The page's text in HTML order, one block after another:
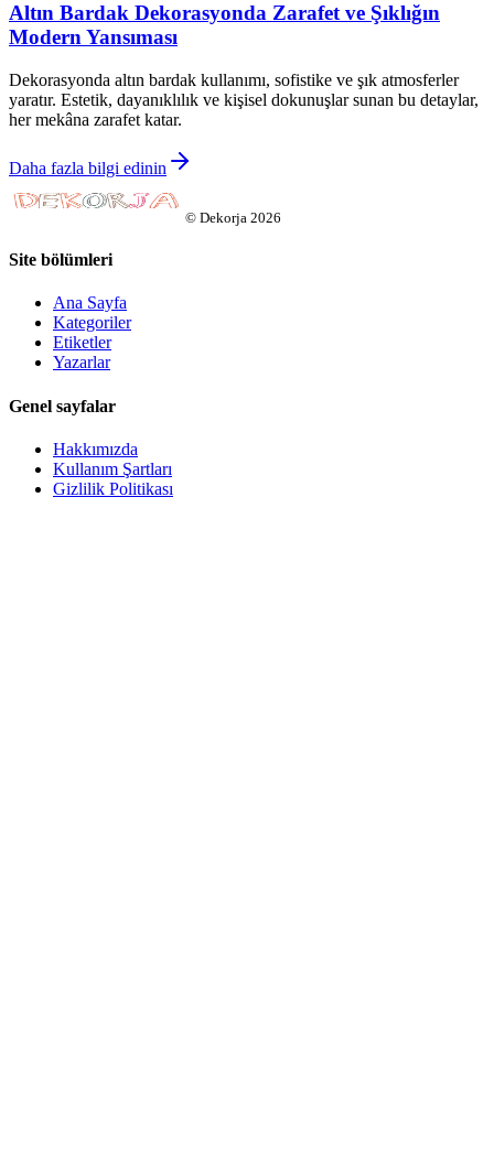
Altın Bardak Dekorasyonda Zarafet ve Şıklığın
Modern Yansıması
Dekorasyonda altın bardak kullanımı, sofistike ve şık atmosferler
yaratır. Estetik, dayanıklılık ve kişisel dokunuşlar sunan bu detaylar,
her mekâna zarafet katar.
Daha fazla bilgi edinin
© Dekorja 2026
Site bölümleri
Ana Sayfa
Kategoriler
Etiketler
Yazarlar
Genel sayfalar
Hakkımızda
Kullanım Şartları
Gizlilik Politikası